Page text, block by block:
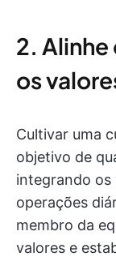
2.
os
Cultivar uma
objetivo de
integrando os
operações
membro da
valores e